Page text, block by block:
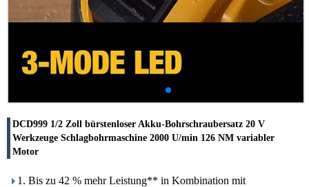
DCD999 1/2 Zoll bürstenloser Akku-Bohrschraubersatz 20 V
Werkzeuge Schlagbohrmaschine 2000 U/min 126 NM variabler
Motor
1. Bis zu 42 % mehr Leistung** in Kombination mit